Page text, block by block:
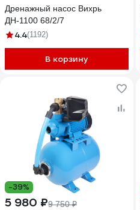
Дренажный насос Вихрь
ДН-1100 68/2/7
4.4(1192)
В корзину
-39%
5 980 ₽9 750 ₽